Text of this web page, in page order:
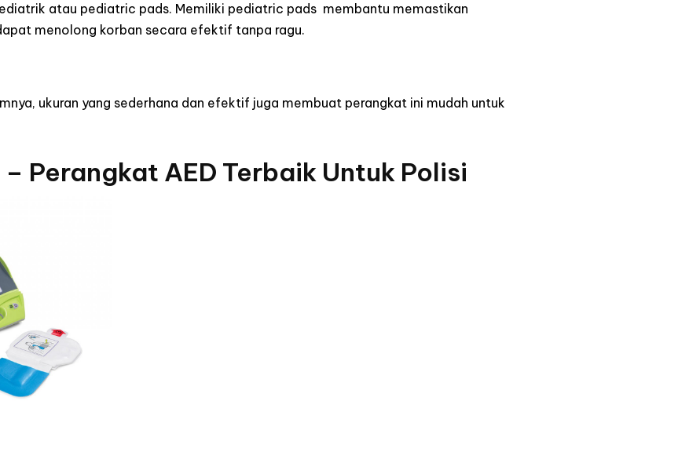
atau pediatric pads. Memiliki pediatric pads membantu memastikan
menolong korban secara efektif tanpa ragu.
ukuran yang sederhana dan efektif juga membuat perangkat ini mudah untuk
– Perangkat AED Terbaik Untuk Polisi